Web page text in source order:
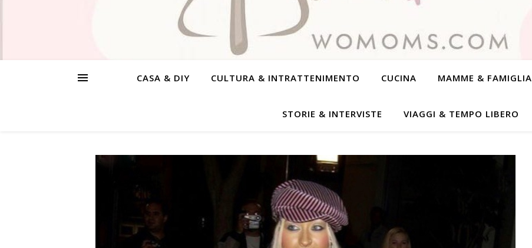
CASA & DIY CULTURA & INTRATTENIMENTO CUCINA MAMME & FAMIGLIA
STORIE & INTERVISTE VIAGGI & TEMPO LIBERO